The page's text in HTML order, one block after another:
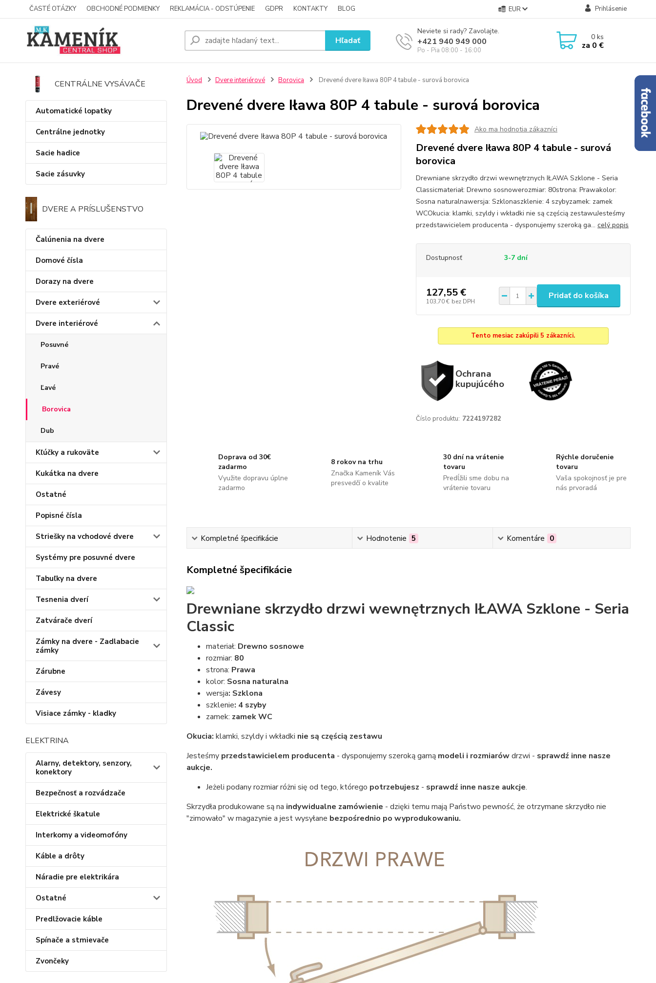
ČASTÉ OTÁZKY OBCHODNÉ PODMIENKY REKLAMÁCIA - ODSTÚPENIE GDPR KONTAKTY BLOG EUR Prihlásenie
Hľadať
Neviete si rady? Zavolajte.
+421 940 949 000
Po - Pia 08:00 - 16:00
0ks
za 0 €
CENTRÁLNE VYSÁVAČE
Automatické lopatky
Centrálne jednotky
Sacie hadice
Sacie zásuvky
DVERE A PRÍSLUŠENSTVO
Čalúnenia na dvere
Domové čísla
Dorazy na dvere
Dvere exteriérové
Dvere interiérové
Posuvné
Pravé
Ľavé
Borovica
Dub
Kľúčky a rukoväte
Kukátka na dvere
Ostatné
Popisné čísla
Striešky na vchodové dvere
Systémy pre posuvné dvere
Tabuľky na dvere
Tesnenia dverí
Zatvárače dverí
Zámky na dvere - Zadlabacie
zámky
Zárubne
Závesy
Visiace zámky - kladky
ELEKTRINA
Alarny, detektory, senzory,
konektory
Bezpečnosť a rozvádzače
Elektrické škatule
Interkomy a videomofóny
Káble a drôty
Náradie pre elektrikára
Ostatné
Predlžovacie káble
Spínače a stmievače
Zvončeky
Úvod Dvere interiérové Borovica Drevené dvere Iława 80P 4 tabule - surová borovica
Drevené dvere Iława 80P 4 tabule - surová borovica
Ako ma hodnotia zákazníci
Drevené dvere Iława 80P 4 tabule - surová
borovica
Drewniane skrzydło drzwi wewnętrznych IŁAWA Szklone - Seria
Classicmateriał: Drewno sosnowerozmiar: 80strona: Prawakolor:
Sosna naturalnawersja: Szklonaszklenie: 4 szybyzamek: zamek
WCOkucia: klamki, szyldy i wkładki nie są częścią zestawuJesteśmy
przedstawicielem producenta - dysponujemy szeroką ga... celý popis
Dostupnosť 3-7 dní
127,55 €
103,70 € bez DPH
Pridať do košíka
Tento mesiac zakúpili 5 zákazníci.
Ochrana
kupujúcého
Číslo produktu: 7224197282
Doprava od 30€
zadarmo
Využite dopravu úplne
zadarmo
8 rokov na trhu
Značka Kameník Vás
presvedčí o kvalite
30 dní na vrátenie
tovaru
Predĺžili sme dobu na
vrátenie tovaru
Rýchle doručenie
tovaru
Vaša spokojnosť je pre
nás prvoradá
Kompletné špecifikácie Hodnotenie 5 Komentáre 0
Kompletné špecifikácie
Drewniane skrzydło drzwi wewnętrznych IŁAWA Szklone - Seria
Classic
materiał: Drewno sosnowe
rozmiar: 80
strona: Prawa
kolor: Sosna naturalna
wersja: Szklona
szklenie: 4 szyby
zamek: zamek WC
Okucia: klamki, szyldy i wkładki nie są częścią zestawu
Jesteśmy przedstawicielem producenta - dysponujemy szeroką gamą modeli i rozmiarówdrzwi - sprawdź inne nasze
aukcje.
Jeżeli podany rozmiar różni się od tego, którego potrzebujesz - sprawdź inne nasze aukcje.
Skrzydła produkowane są na indywidualne zamówienie - dzięki temu mają Państwo pewność, że otrzymane skrzydło nie
"zimowało" w magazynie a jest wysyłane bezpośrednio po wyprodukowaniu.